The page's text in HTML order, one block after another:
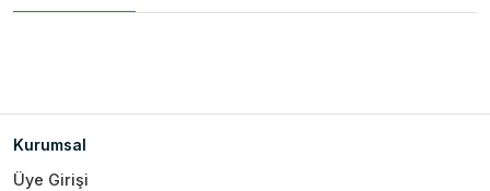
Kurumsal
Üye Girişi